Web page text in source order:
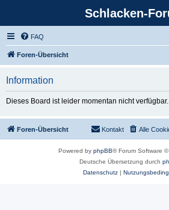
Schlacken-
FAQ
Foren-Übersicht
Information
Dieses Board ist leider momentan nicht verfügbar.
Foren-Übersicht Alle
Kontakt
Powered by phpBB® Forum Software
Deutsche Übersetzung durch
Datenschutz|